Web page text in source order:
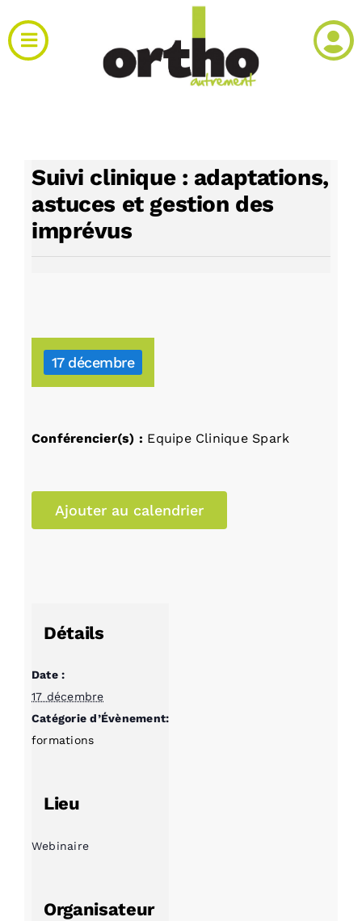
au
contenu
Toggle
Navigation
Produits
Rechercher:
Suivi clinique : adaptations,
astuces et gestion des
imprévus
17 décembre
Conférencier(s) : Equipe Clinique Spark
Ajouter au calendrier
Détails
Date :
17 décembre
Catégorie d’Évènement:
formations
Lieu
Webinaire
Organisateur